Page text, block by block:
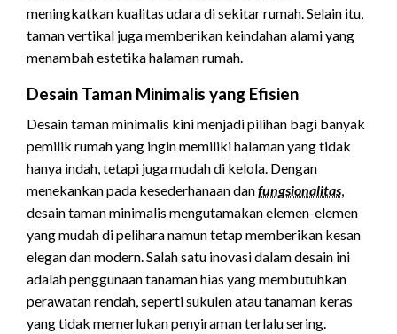
meningkatkan kualitas udara di sekitar rumah. Selain itu,
taman vertikal juga memberikan keindahan alami yang
menambah estetika halaman rumah.
Desain Taman Minimalis yang Efisien
Desain taman minimalis kini menjadi pilihan bagi banyak
pemilik rumah yang ingin memiliki halaman yang tidak
hanya indah, tetapi juga mudah di kelola. Dengan
menekankan pada kesederhanaan danfungsionalitas
desain taman minimalis mengutamakan elemen-elemen
yang mudah di pelihara namun tetap memberikan kesan
elegan dan modern. Salah satu inovasi dalam desain ini
adalah penggunaan tanaman hias yang membutuhkan
perawatan rendah, seperti sukulen atau tanaman keras
yang tidak memerlukan penyiraman terlalu sering.